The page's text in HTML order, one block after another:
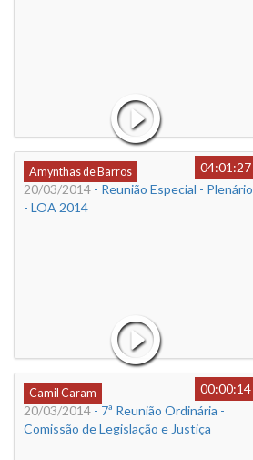
Amynthas de Barros
04:01:27
20/03/2014 - Reunião Especial - Plenário
- LOA 2014
Camil Caram
00:00:14
20/03/2014 - 7ª Reunião Ordinária -
Comissão de Legislação e Justiça